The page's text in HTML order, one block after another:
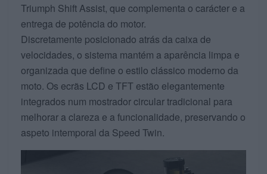
Triumph Shift Assist, que complementa o carácter e a
entrega de potência do motor.
Discretamente posicionado atrás da caixa de
velocidades, o sistema mantém a aparência limpa e
organizada que define o estilo clássico moderno da
moto. Os ecrãs LCD e TFT estão elegantemente
integrados num mostrador circular tradicional para
melhorar a clareza e a funcionalidade, preservando o
aspeto intemporal da Speed Twin.